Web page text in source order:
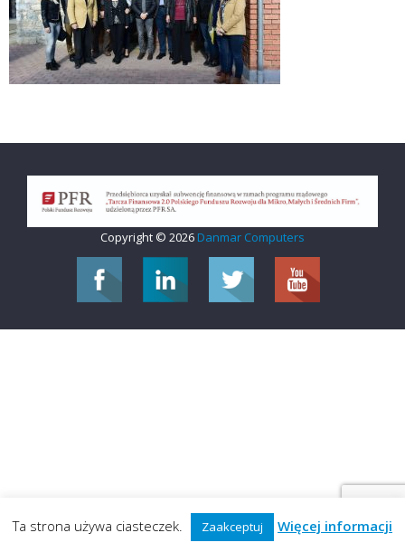
Copyright © 2026 Danmar Computers
Ta strona używa ciasteczek. Zaakceptuj Więcej informacji